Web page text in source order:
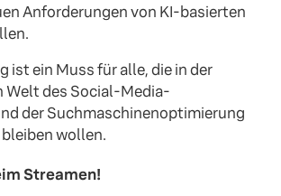
Anforderungen von KI-basierten
ist ein Muss für alle, die in der
Welt des Social-Media-
der Suchmaschinenoptimierung
wollen.
Streamen!